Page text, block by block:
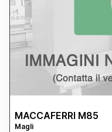
MACCAFERRI M85
Magli